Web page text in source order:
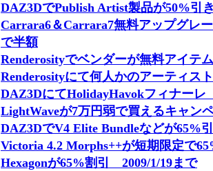
DAZ3DでPublish Artist製品が50%引
Carrara6＆Carrara7無料アップグレ
で半額
Renderosityでベンダーが無料アイテ
Renderosityにて何人かのアーティス
DAZ3DにてHolidayHavokフィナー
LightWaveが7万円弱で買えるキャン
DAZ3DでV4 Elite Bundleなどが65%
Victoria 4.2 Morphs++が短期限定で
Hexagonが65%割引 2009/1/19まで